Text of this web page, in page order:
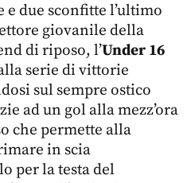
due sconfitte l’ultimo
giovanile della
di riposo, l’Under 16
serie di vittorie
sul sempre ostico
ad un gol alla mezz’ora
che permette alla
in scia
per la testa del